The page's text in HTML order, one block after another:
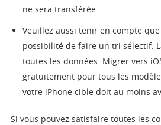
ne sera transférée.
Veuillez aussi tenir en compte que
possibilité de faire un tri sélectif.
toutes les données. Migrer vers
gratuitement pour tous les
votre iPhone cible doit au moins
Si vous pouvez satisfaire toutes les